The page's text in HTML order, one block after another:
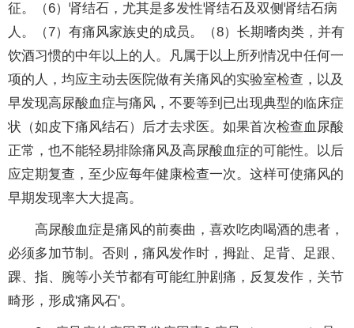
征。（6）肾结石，尤其是多发性肾结石及双侧肾结石病
人。（7）有痛风家族史的成员。（8）长期嗜肉类，并有
饮酒习惯的中年以上的人。凡属于以上所列情况中任何一
项的人，均应主动去医院做有关痛风的实验室检查，以及
早发现高尿酸血症与痛风，不要等到已出现典型的临床症
状（如皮下痛风结石）后才去求医。如果首次检查血尿酸
正常，也不能轻易排除痛风及高尿酸血症的可能性。以后
应定期复查，至少应每年健康检查一次。这样可使痛风的
早期发现率大大提高。
高尿酸血症是痛风的前奏曲，喜欢吃肉喝酒的患者，
必须多加节制。否则，痛风发作时，拇趾、足背、足跟、
踝、指、腕等小关节都有可能红肿剧痛，反复发作，关节
畸形，形成'痛风石'。